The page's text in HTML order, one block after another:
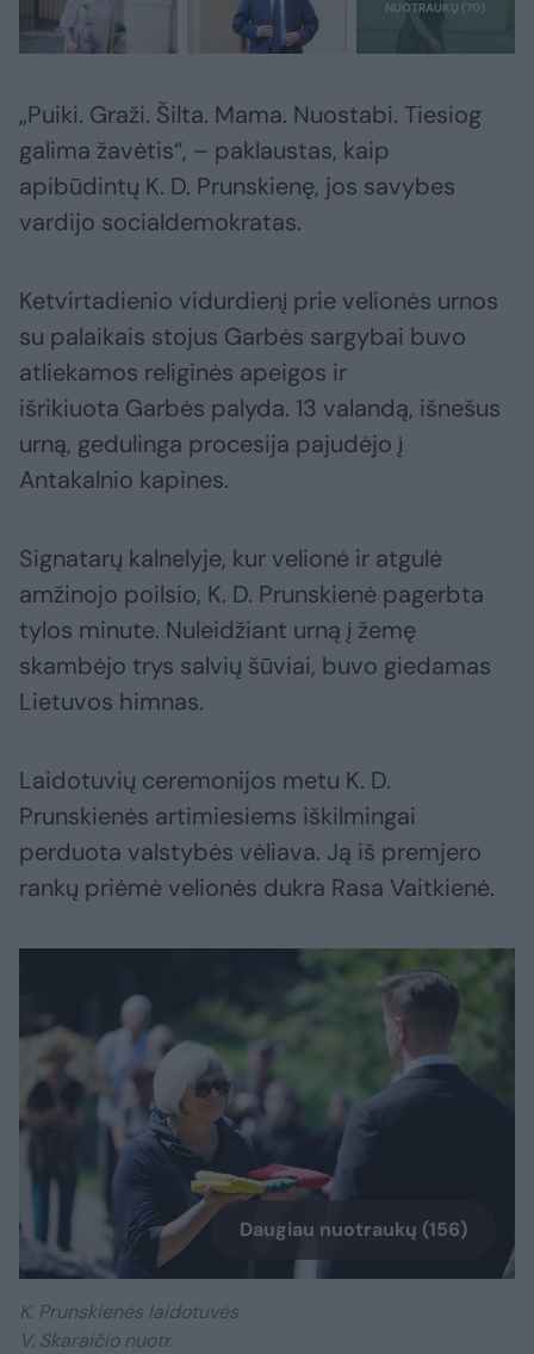
„Puiki. Graži. Šilta. Mama. Nuostabi. Tiesiog
galima žavėtis“, – paklaustas, kaip
apibūdintų K. D. Prunskienę, jos savybes
vardijo socialdemokratas.
Ketvirtadienio vidurdienį prie velionės urnos
su palaikais stojus Garbės sargybai buvo
atliekamos religinės apeigos ir
išrikiuota Garbės palyda. 13 valandą, išnešus
urną, gedulinga procesija pajudėjo į
Antakalnio kapines.
Signatarų kalnelyje, kur velionė ir atgulė
amžinojo poilsio, K. D. Prunskienė pagerbta
tylos minute. Nuleidžiant urną į žemę
skambėjo trys salvių šūviai, buvo giedamas
Lietuvos himnas.
Laidotuvių ceremonijos metu K. D.
Prunskienės artimiesiems iškilmingai
perduota valstybės vėliava. Ją iš premjero
rankų priėmė velionės dukra Rasa Vaitkienė.
Daugiau nuotraukų (156)
K. Prunskienės laidotuvės
V. Skaraičio nuotr.